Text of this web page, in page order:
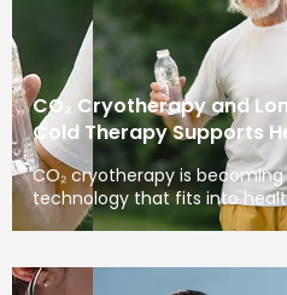
CO₂ Cryotherapy and
Cold Therapy Supports
CO₂ cryotherapy is
technology that fits into